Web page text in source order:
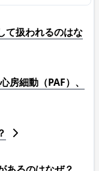
て扱われるのはな
房細動（PAF）、